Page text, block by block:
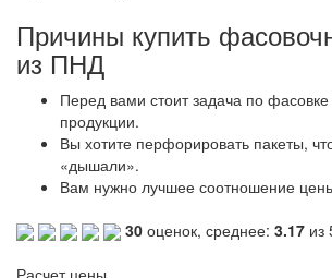
Причины купить
из ПНД
Перед вами стоит задача по
продукции.
Вы хотите перфорировать пакеты,
«дышали».
Вам нужно лучшее соотношение
30 оценок, среднее: 3.17 из